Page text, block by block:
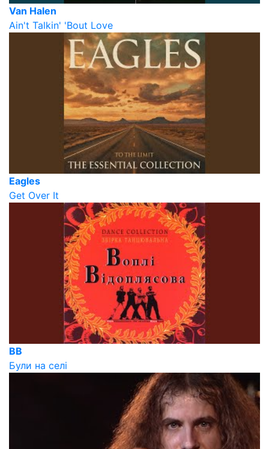
Van Halen
Ain't Talkin' 'Bout Love
Eagles
Get Over It
ВВ
Були на селі